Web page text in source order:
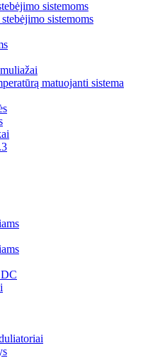
sistemoms
sistemoms
matuojanti sistema